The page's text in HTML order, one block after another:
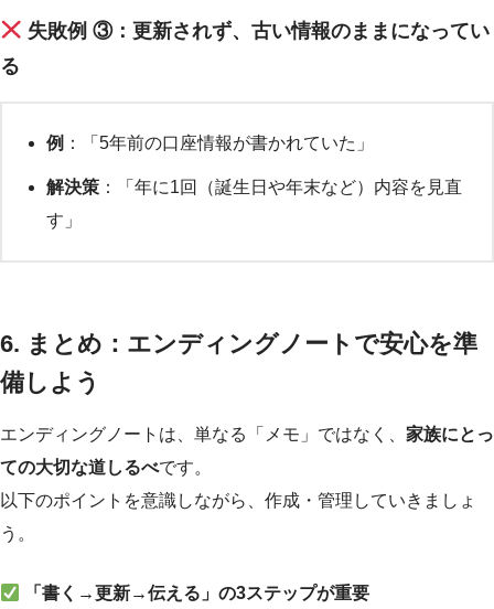
失敗例 ③：更新されず、古い情報のままになってい
る
例 ：「5年前の口座情報が書かれていた」
解決策 ：「年に1回（誕生日や年末など）内容を見直
す」
6. まとめ：エンディングノートで安心を準
備しよう
エンディングノートは、単なる「メモ」ではなく、 家族にとっ
ての大切な道しるべです。
以下のポイントを意識しながら、作成・管理していきましょ
う。
「書く→更新→伝える」の3ステップが重要